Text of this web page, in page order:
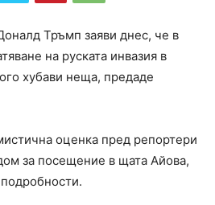
Тръмп заяви днес, че в
на руската инвазия в
хубави неща, предаде
оценка пред репортери
за посещение в щата Айова,